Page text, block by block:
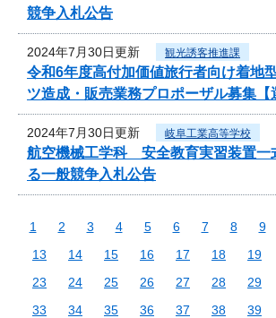
競争入札公告
2024年7月30日更新 観光誘客推進課
令和6年度高付加価値旅行者向け着地
ツ造成・販売業務プロポーザル募集【
2024年7月30日更新 岐阜工業高等学校
航空機械工学科 安全教育実習装置一
る一般競争入札公告
1 2 3 4 5 6 7 8 9
13
14 15 16 17 18 19
23
24 25 26 27 28 29
33
34 35 36 37 38 39